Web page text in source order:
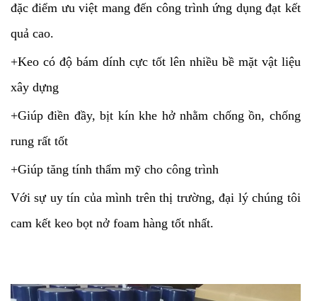
đặc điểm ưu việt mang đến công trình ứng dụng đạt kết
quả cao.
+Keo có độ bám dính cực tốt lên nhiều bề mặt vật liệu
xây dựng
+Giúp điền đầy, bịt kín khe hở nhằm chống ồn, chống
rung rất tốt
+Giúp tăng tính thẩm mỹ cho công trình
Với sự uy tín của mình trên thị trường, đại lý chúng tôi
cam kết keo bọt nở foam hàng tốt nhất.